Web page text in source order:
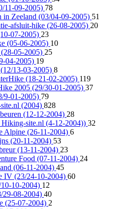
11-09-2005) 78
in Zeeland (03/04-09-2005) 51
afsluit-hike (26-08-2005) 20
07-2005) 23
(05-06-2005) 10
05-2005) 25
04-2005) 19
13-03-2005) 8
(18-21-02-2005) 119
2005 (29/30-01-2005) 37
9-01-2005) 79
(2004) 828
(12-12-2004) 28
Hiking-site.nl (4-12-2004)) 32
Alpine (26-11-2004) 6
(20-11-2004) 53
(13-11-2004) 23
Food (07-11-2004) 24
(06-11-2004) 45
IV (23/24-10-2004) 60
10-2004) 12
29-08-2004) 40
(25-07-2004) 2